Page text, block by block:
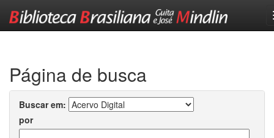
Página de busca
Buscar em:
por